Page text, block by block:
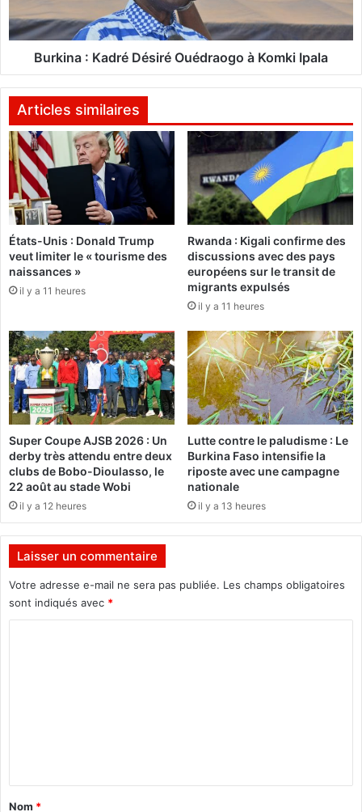
e
u
:
c
m
m
e
n
e
t
i
r
e
r
o
f
i
t
?
»
,
l
n
u
e
a
h
a
:
a
d
é
D
é
s
r
O
u
é
d
a
o
g
o
à
K
m
k
i
l
a
Burkina : Kadré Désiré Ouédraogo à Komki Ipala
Articles similaires
États-Unis : Donald Trump
veut limiter le « tourisme des
naissances »
il y a 11 heures
Rwanda : Kigali confirme des
discussions avec des pays
européens sur le transit de
migrants expulsés
il y a 11 heures
Super Coupe AJSB 2026 : Un
derby très attendu entre deux
clubs de Bobo-Dioulasso, le
22 août au stade Wobi
il y a 12 heures
Lutte contre le paludisme : Le
Burkina Faso intensifie la
riposte avec une campagne
nationale
il y a 13 heures
Laisser un commentaire
Votre adresse e-mail ne sera pas publiée. Les champs obligatoires
sont indiqués avec *
a
Nom *